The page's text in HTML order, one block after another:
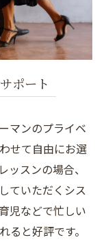
ポート
マンのプライベ
せて自由にお選
ッスンの場合、
ていただくシス
児などで忙しい
ると好評です。